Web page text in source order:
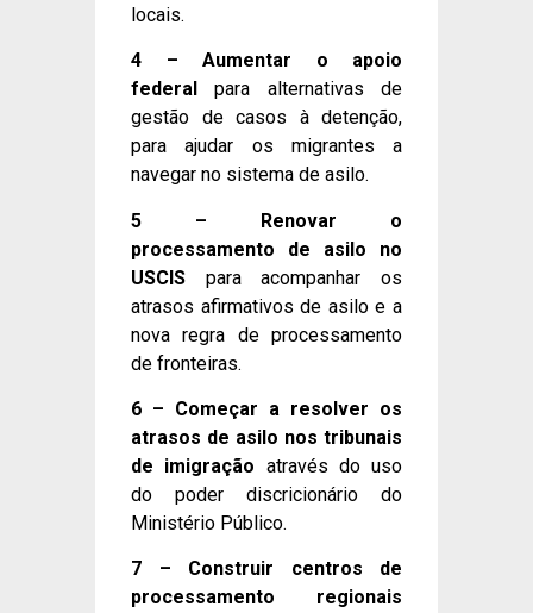
locais.
4 – Aumentar o apoio
federal
para alternativas de
gestão de casos à detenção,
para ajudar os migrantes a
navegar no sistema de asilo.
5 – Renovar o
processamento de asilo no
USCIS para acompanhar os
atrasos afirmativos de asilo e a
nova regra de processamento
de fronteiras.
6 – Começar a resolver os
atrasos de asilo nos tribunais
de imigração através do uso
do poder discricionário do
Ministério Público.
7 – Construir centros de
processamento regionais